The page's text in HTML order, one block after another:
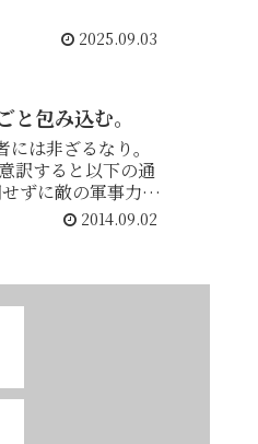
2025.09.03
包み込む。
は非ざるなり。
2014.09.02